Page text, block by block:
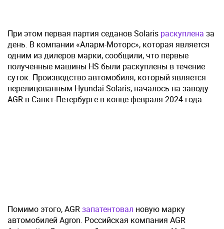
При этом первая партия седанов Solaris раскуплена за
день. В компании «Аларм-Моторс», которая является
одним из дилеров марки, сообщили, что первые
полученные машины HS были раскуплены в течение
суток. Производство автомобиля, который является
перелицованным Hyundai Solaris, началось на заводу
AGR в Санкт-Петербурге в конце февраля 2024 года.
Помимо этого, AGRзапатентовал новую марку
автомобилей Agron. Российская компания AGR